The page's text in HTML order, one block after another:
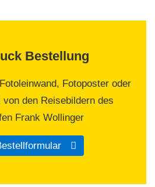
Bestellung
Fotoposter oder
den Reisebildern des
Frank Wollinger